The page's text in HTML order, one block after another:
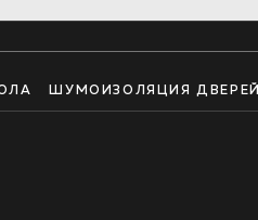
ШУМОИЗОЛЯЦИЯ ДВЕРЕЙ